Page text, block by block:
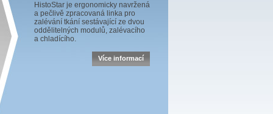
HistoStar je ergonomicky navržená
a pečlivě zpracovaná linka pro
zalévání tkání sestávající ze dvou
oddělitelných modulů, zalévacího
a chladícího.
Více informací